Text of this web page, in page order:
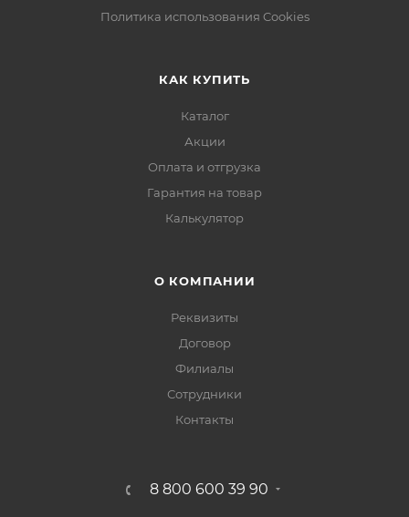
Политика использования Cookies
КАК КУПИТЬ
Каталог
Акции
Оплата и отгрузка
Гарантия на товар
Калькулятор
О КОМПАНИИ
Реквизиты
Договор
Филиалы
Сотрудники
Контакты
8 800 600 39 90